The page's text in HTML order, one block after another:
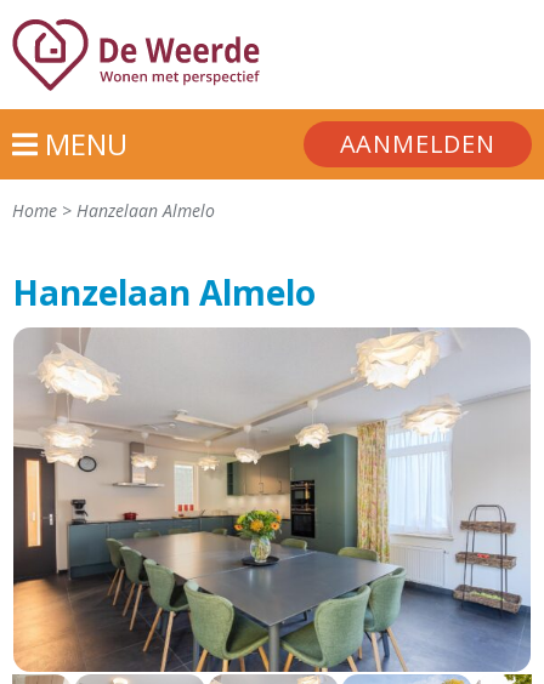
MENU AANMELDEN
Home > Hanzelaan Almelo
Hanzelaan Almelo